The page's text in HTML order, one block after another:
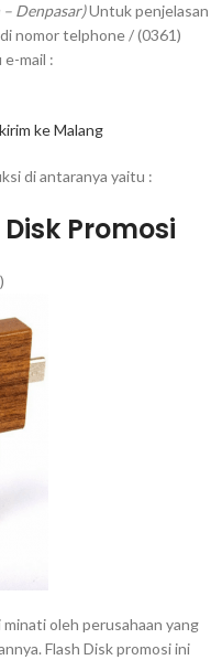
– Denpasar)Untuk penjelasan
nomor telphone / (0361)
mail :
ke Malang
di antaranya yaitu :
Promosi
oleh perusahaan yang
Flash Disk promosi ini